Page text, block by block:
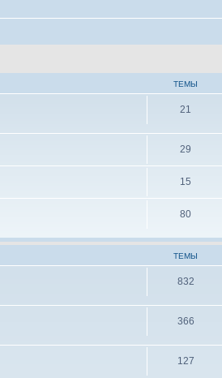
ТЕМЫ
21
29
15
80
ТЕМЫ
832
366
127